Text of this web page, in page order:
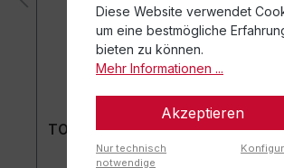
TOGU Premium Easy Matte
Diese Website verwendet
um eine bestmögliche
bieten zu können.
Mehr Informationen ...
Akzeptieren
Nur technisch
notwendige